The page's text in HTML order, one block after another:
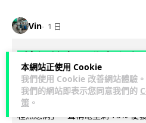
本網站正使用 Cookie
我們使用 Cookie 改善網站體驗
我們的網站即表示您同意我們的
策 。
Vin 1 日
特朗普嘲電動車主
量即焦慮發作 狂言
特朗普在拉斯維加斯造勢大會上公
程焦慮病」，聲稱電量剩 75% 便